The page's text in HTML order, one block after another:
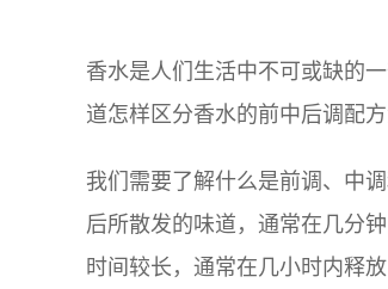
香水是人们生活中不可或缺的
道怎样区分香水的前中后调配
我们需要了解什么是前调、中
后所散发的味道，通常在几分
时间较长，通常在几小时内释